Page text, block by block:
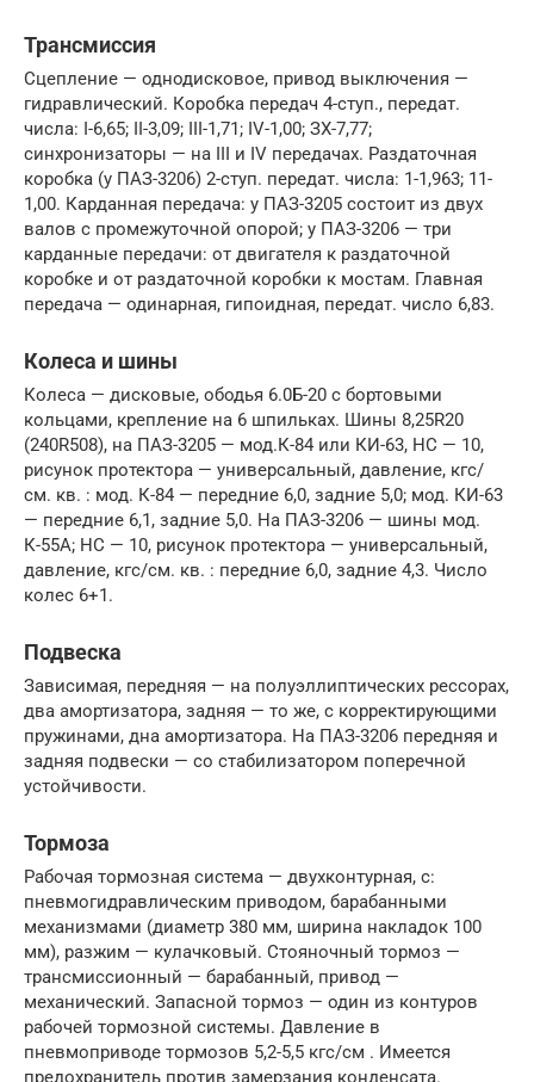
Трансмиссия
Сцепление — однодисковое, привод выключения —
гидравлический. Коробка передач 4-ступ., передат.
числа: I-6,65; II-3,09; III-1,71; IV-1,00; ЗХ-7,77;
синхронизаторы — на III и IV передачах. Раздаточная
коробка (у ПАЗ-3206) 2-ступ. передат. числа: 1-1,963; 11-
1,00. Карданная передача: у ПАЗ-3205 состоит из двух
валов с промежуточной опорой; у ПАЗ-3206 — три
карданные передачи: от двигателя к раздаточной
коробке и от раздаточной коробки к мостам. Главная
передача — одинарная, гипоидная, передат. число 6,83.
Колеса и шины
Колеса — дисковые, ободья 6.0Б-20 с бортовыми
кольцами, крепление на 6 шпильках. Шины 8,25R20
(240R508), на ПАЗ-3205 — мод.К-84 или КИ-63, НС — 10,
рисунок протектора — универсальный, давление, кгс/
см. кв. : мод. К-84 — передние 6,0, задние 5,0; мод. КИ-63
— передние 6,1, задние 5,0. На ПАЗ-3206 — шины мод.
К-55А; НС — 10, рисунок протектора — универсальный,
давление, кгс/см. кв. : передние 6,0, задние 4,3. Число
колес 6+1.
Подвеска
Зависимая, передняя — на полуэллиптических рессорах,
два амортизатора, задняя — то же, с корректирующими
пружинами, дна амортизатора. На ПАЗ-3206 передняя и
задняя подвески — со стабилизатором поперечной
устойчивости.
Тормоза
Рабочая тормозная система — двухконтурная, с:
пневмогидравлическим приводом, барабанными
механизмами (диаметр 380 мм, ширина накладок 100
мм), разжим — кулачковый. Стояночный тормоз —
трансмиссионный — барабанный, привод —
механический. Запасной тормоз — один из контуров
рабочей тормозной системы. Давление в
пневмоприводе тормозов 5,2-5,5 кгс/см . Имеется
предохранитель против замерзания конденсата.